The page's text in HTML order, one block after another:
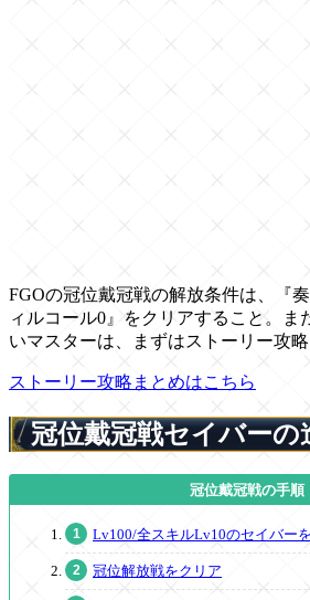
FGOの冠位戴冠戦の解放条件は、『
ィルコール0』をクリアすること。ま
いマスターは、まずはストーリー攻略
ストーリー攻略まとめはこちら
冠位戴冠戦セイバーの
Lv100/全スキルLv10のセイバー
冠位解放戦をクリア